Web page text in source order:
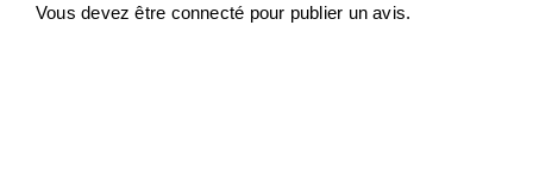
Vous devez être connecté pour publier un avis.